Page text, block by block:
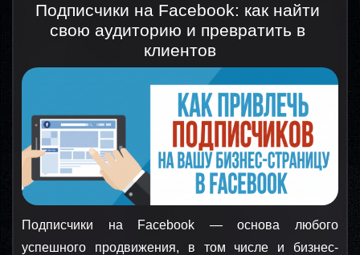
Подписчики на Facebook: как найти
свою аудиторию и превратить в
клиентов
Подписчики на Facebook — основа любого
успешного продвижения, в том числе и бизнес-